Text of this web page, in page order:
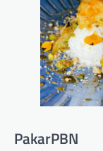
PakarPBN